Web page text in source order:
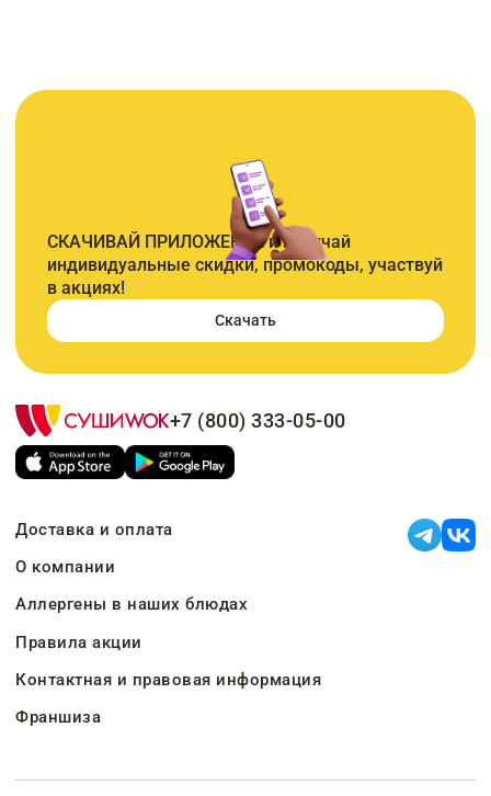
СКАЧИВАЙ ПРИЛОЖЕНИЕ и получай
индивидуальные скидки, промокоды, участвуй
в акциях!
Скачать
+7 (800) 333-05-00
Доставка и оплата
О компании
Аллергены в наших блюдах
Правила акции
Контактная и правовая информация
Франшиза